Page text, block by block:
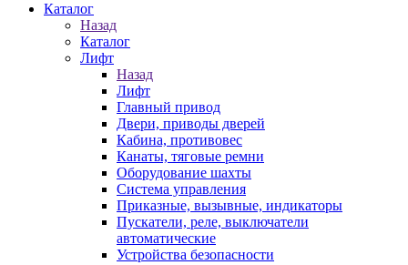
Каталог
Назад
Каталог
Лифт
Назад
Лифт
Главный привод
Двери, приводы дверей
Кабина, противовес
Канаты, тяговые ремни
Оборудование шахты
Система управления
Приказные, вызывные, индикаторы
Пускатели, реле, выключатели
автоматические
Устройства безопасности